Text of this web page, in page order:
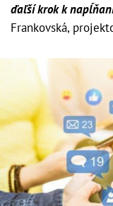
ďaľší krok k
Frankovská,